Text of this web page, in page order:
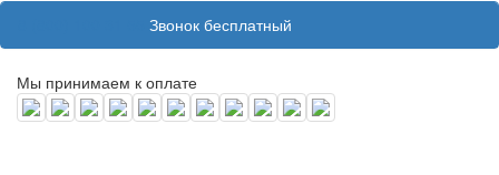
Звонок бесплатный
Мы принимаем к оплате